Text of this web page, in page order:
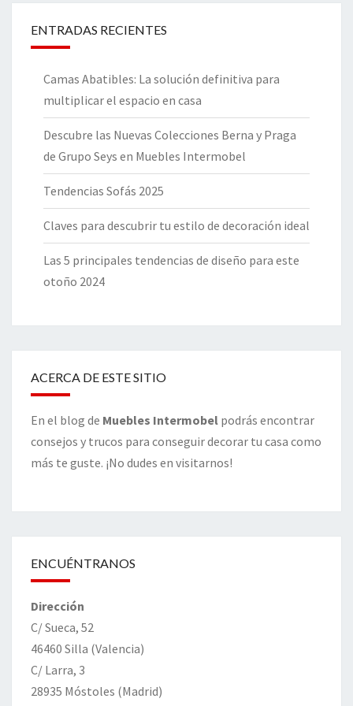
ENTRADAS RECIENTES
Camas Abatibles: La solución definitiva para
multiplicar el espacio en casa
Descubre las Nuevas Colecciones Berna y Praga
de Grupo Seys en Muebles Intermobel
Tendencias Sofás 2025
Claves para descubrir tu estilo de decoración ideal
Las 5 principales tendencias de diseño para este
otoño 2024
ACERCA DE ESTE SITIO
En el blog de Muebles Intermobel podrás encontrar
consejos y trucos para conseguir decorar tu casa como
más te guste. ¡No dudes en visitarnos!
ENCUÉNTRANOS
Dirección
C/ Sueca, 52
46460 Silla (Valencia)
C/ Larra, 3
28935 Móstoles (Madrid)